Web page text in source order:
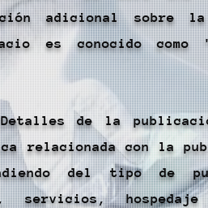
adicional sobre
es conocido
de la
relacionada con la
del tipo de
servicios,